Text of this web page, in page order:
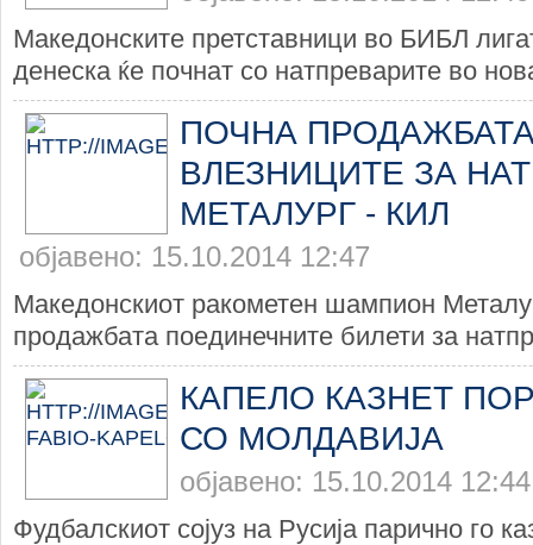
Македонските претставници во БИБЛ
денеска ќе почнат со натпреварите во
ПОЧНА
ВЛЕЗНИЦИТЕ ЗА
МЕТАЛУРГ - КИЛ
објавено: 15.10.2014 12:47
Македонскиот ракометен шампион
продажбата поединечните билети за
КАПЕЛО КАЗНЕТ
СО МОЛДАВИЈА
објавено: 15.10.2014 12:44
Фудбалскиот сојуз на Русија парично го